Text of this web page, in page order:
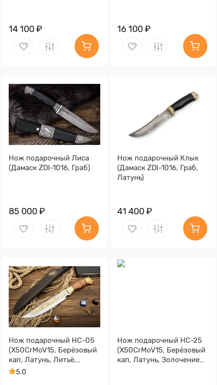
14 100 ₽ 16 100 ₽
Нож подарочный Лиса
(Дамаск ZDI-1016, Граб)
85 000 ₽
Нож подарочный Клык
(Дамаск ZDI-1016, Граб,
Латунь)
41 400 ₽
Нож подарочный НС-05
(X50CrMoV15, Берёзовый
кап, Латунь, Литьё,
Золочение клинка гарды
5.0
Нож подарочный НС-25
(X50CrMoV15, Берёзовый
кап, Латунь, Золочение